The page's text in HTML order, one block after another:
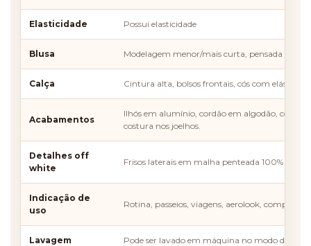
Elasticidade Possui elasticidade
Blusa Modelagem menor/mais curta, pensada para
Calça Cintura alta, bolsos frontais, cós com elástico,
Acabamentos
Ilhós em alumínio, cordão em algodão,
costura nos joelhos.
Detalhes off
white
Frisos laterais em malha penteada 100%
Indicação de
uso
Rotina, passeios, viagens, aerolook,
Lavagem Pode ser lavado em máquina no modo